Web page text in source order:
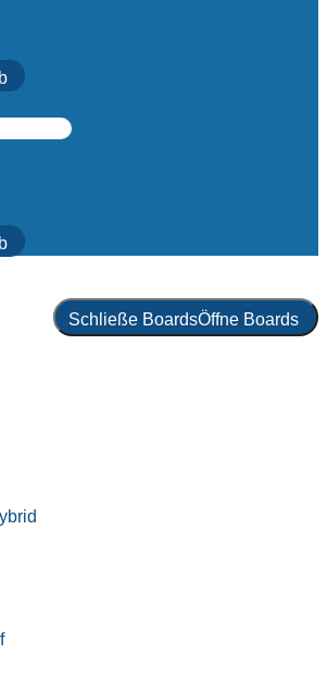
Schließe BoardsÖffne Boards